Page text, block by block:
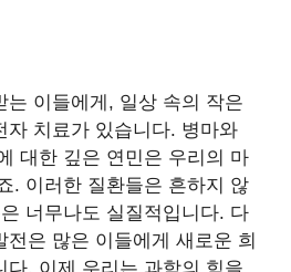
는 이들에게, 일상 속의 작은
자 치료가 있습니다. 병마와
대한 깊은 연민은 우리의 마
. 이러한 질환들은 흔하지 않
너무나도 실질적입니다. 다
전은 많은 이들에게 새로운 희